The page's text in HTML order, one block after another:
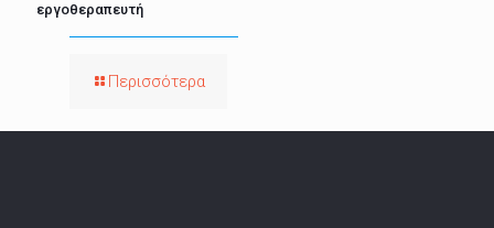
εργοθεραπευτή
Περισσότερα